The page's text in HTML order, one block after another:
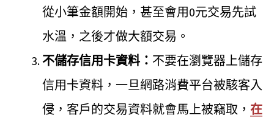
從小筆金額開始，甚至會用0元交易先試
水溫，之後才做大額交易。
不儲存信用卡資料： 不要在瀏覽器上儲存
信用卡資料，一旦網路消費平台被駭客入
侵，客戶的交易資料就會馬上被竊取，在